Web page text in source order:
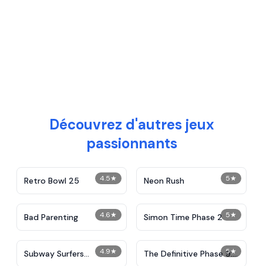
Découvrez d'autres jeux
passionnants
4.5★
Retro Bowl 25 5★
Neon Rush
4.6★
Bad Parenting 5★
Simon Time Phase 2
4.9★
Subway Surfers
5★
The Definitive Phase 9: